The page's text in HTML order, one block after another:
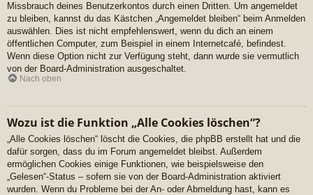
Missbrauch deines Benutzerkontos durch einen Dritten. Um angemeldet
zu bleiben, kannst du das Kästchen „Angemeldet bleiben“ beim Anmelden
auswählen. Dies ist nicht empfehlenswert, wenn du dich an einem
öffentlichen Computer, zum Beispiel in einem Internetcafé, befindest.
Wenn diese Option nicht zur Verfügung steht, dann wurde sie vermutlich
von der Board-Administration ausgeschaltet.
Nach oben
Wozu ist die Funktion „Alle Cookies löschen“?
„Alle Cookies löschen“ löscht die Cookies, die phpBB erstellt hat und die
dafür sorgen, dass du im Forum angemeldet bleibst. Außerdem
ermöglichen Cookies einige Funktionen, wie beispielsweise den
„Gelesen“-Status – sofern sie von der Board-Administration aktiviert
wurden. Wenn du Probleme bei der An- oder Abmeldung hast, kann es